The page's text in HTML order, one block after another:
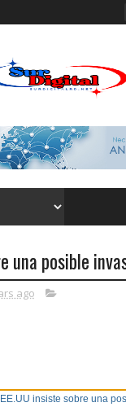
una posible
ago